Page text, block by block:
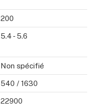
200
5.4 - 5.6
Non spécifié
540 / 1630
22900